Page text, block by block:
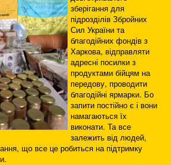
зберігання для
підрозділів Збройних
Сил України та
благодійних фондів з
Харкова, відправляти
адресні посилки з
продуктами бійцям на
передову, проводити
благодійні ярмарки. Бо
запити постійно є і вони
намагаються їх
виконати. Та все
залежить від людей,
що все це робиться на підтримку